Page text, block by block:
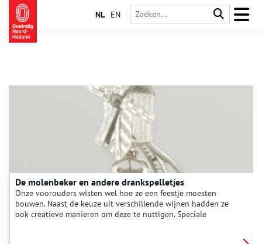
NL EN
De molenbeker en andere drankspelletjes
Onze voorouders wisten wel hoe ze een feestje moesten
bouwen. Naast de keuze uit verschillende wijnen hadden ze
ook creatieve manieren om deze te nuttigen. Speciale